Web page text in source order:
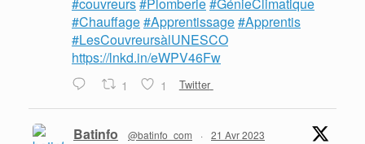
#couvreurs#Plomberie#GénieClimatique
#Chauffage#Apprentissage#Apprentis
#LesCouvreursàlUNESCO
https://lnkd.in/eWPV46Fw
1 1 Twitter
Batinfo @batinfo_com · 21 Avr 2023